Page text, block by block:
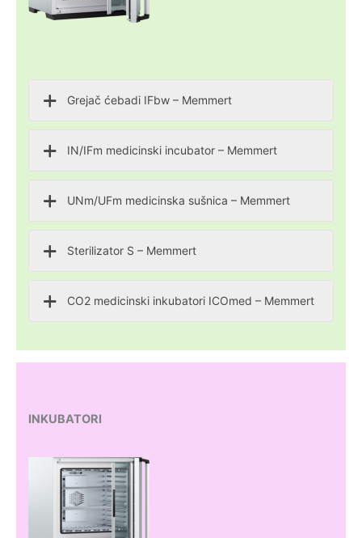
Grejač ćebadi IFbw – Memmert
IN/IFm medicinski incubator – Memmert
UNm/UFm medicinska sušnica – Memmert
Sterilizator S – Memmert
CO2 medicinski inkubatori ICOmed – Memmert
INKUBATORI